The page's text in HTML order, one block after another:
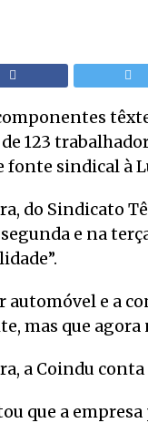
123
fonte sindical à
do Sindicato
e na
automóvel e a
mas que agora
a Coindu
que a